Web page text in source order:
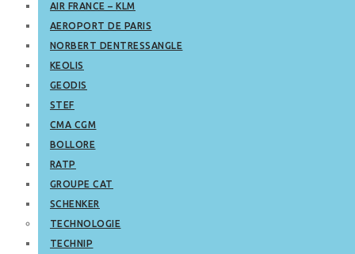
AIR FRANCE – KLM
AEROPORT DE PARIS
NORBERT DENTRESSANGLE
KEOLIS
GEODIS
STEF
CMA CGM
BOLLORE
RATP
GROUPE CAT
SCHENKER
TECHNOLOGIE
TECHNIP